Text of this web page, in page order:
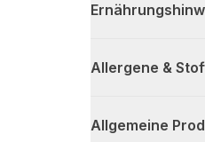
Allergene &
Allgemeine